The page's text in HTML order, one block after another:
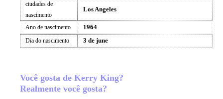
ciudades de
nascimento
Los Angeles
Ano de nascimento 1964
Dia do nascimento 3 de june
Você gosta de Kerry King?
Realmente você gosta?